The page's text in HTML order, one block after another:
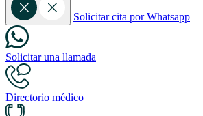
Solicitar cita por Whatsapp
Solicitar una llamada
Directorio médico